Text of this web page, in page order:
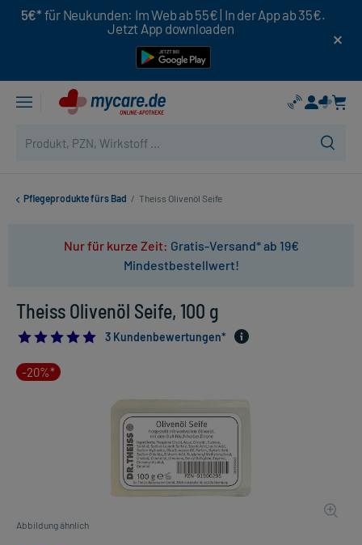
5€* für Neukunden: Im Web ab 55€ | In der App ab 35€.
Jetzt App downloaden
Pflegeprodukte fürs Bad / Theiss Olivenöl Seife
Nur für kurze Zeit: Gratis-Versand* ab 19€
Mindestbestellwert!
Theiss Olivenöl Seife, 100 g
5.0
3 Kundenbewertungen*
-20%*
Abbildung ähnlich